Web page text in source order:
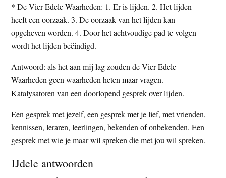
* De Vier Edele Waarheden: 1. Er is lijden. 2. Het lijden
heeft een oorzaak. 3. De oorzaak van het lijden kan
opgeheven worden. 4. Door het achtvoudige pad te volgen
wordt het lijden beëindigd.
Antwoord: als het aan mij lag zouden de Vier Edele
Waarheden geen waarheden heten maar vragen.
Katalysatoren van een doorlopend gesprek over lijden.
Een gesprek met jezelf, een gesprek met je lief, met vrienden,
kennissen, leraren, leerlingen, bekenden of onbekenden. Een
gesprek met wie je maar wil spreken die met jou wil spreken.
IJdele antwoorden